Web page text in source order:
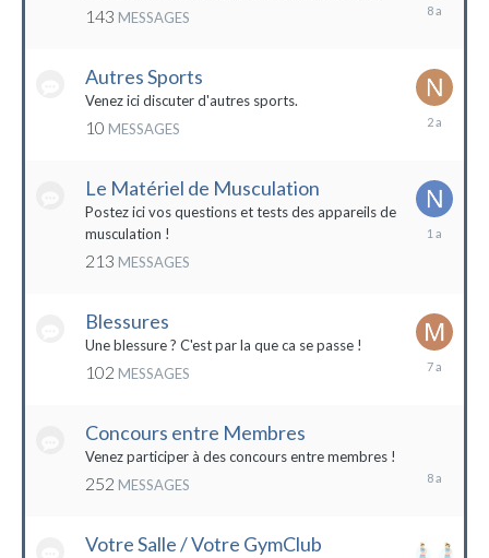
143 MESSAGES
Autres Sports
Venez ici discuter d'autres sports.
10 MESSAGES
18
Le Matériel de Musculation
Postez ici vos questions et tests des appareils de
musculation !
213 MESSAGES
Blessures
Une blessure ? C'est par la que ca se passe !
102 MESSAGES
19
Concours entre Membres
Venez participer à des concours entre membres !
252 MESSAGES
2016
Votre Salle / Votre GymClub